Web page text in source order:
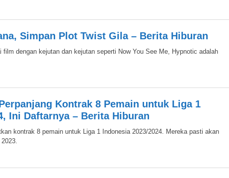
Simpan Plot Twist Gila – Berita Hiburan
film dengan kejutan dan kejutan seperti Now You See Me, Hypnotic adalah
Kontrak 8 Pemain untuk Liga 1
Ini Daftarnya – Berita Hiburan
kontrak 8 pemain untuk Liga 1 Indonesia 2023/2024. Mereka pasti akan